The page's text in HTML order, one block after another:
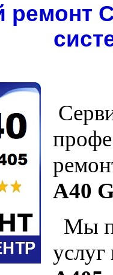
A40
Мы